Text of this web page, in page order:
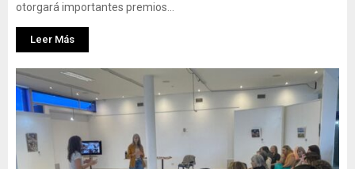
otorgará importantes premios...
Leer Más